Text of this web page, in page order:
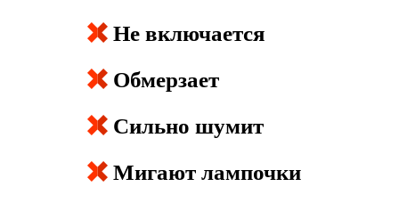
Не включается
Обмерзает
Сильно шумит
Мигают лампочки